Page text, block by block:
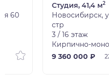
60
Студия, 41,4 м2
Новосибирск,
стр
3 / 16 этаж
Кирпично-
9 360 000 ₽